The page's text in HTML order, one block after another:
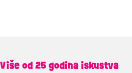
Više od 25 godina iskustva